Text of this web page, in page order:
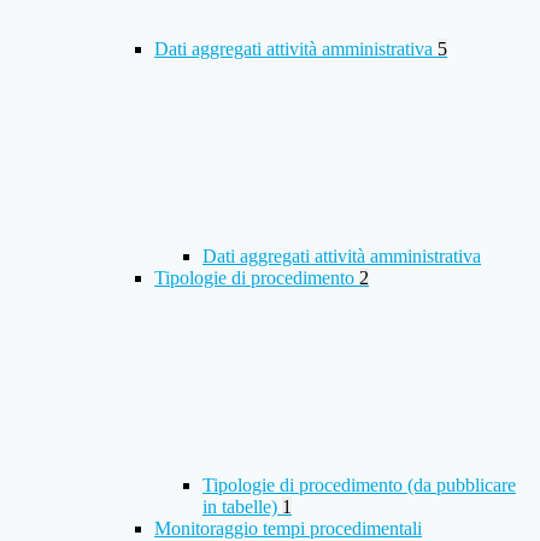
Dati aggregati attività amministrativa 5
Dati aggregati attività amministrativa
Tipologie di procedimento 2
Tipologie di procedimento (da pubblicare
in tabelle) 1
Monitoraggio tempi procedimentali